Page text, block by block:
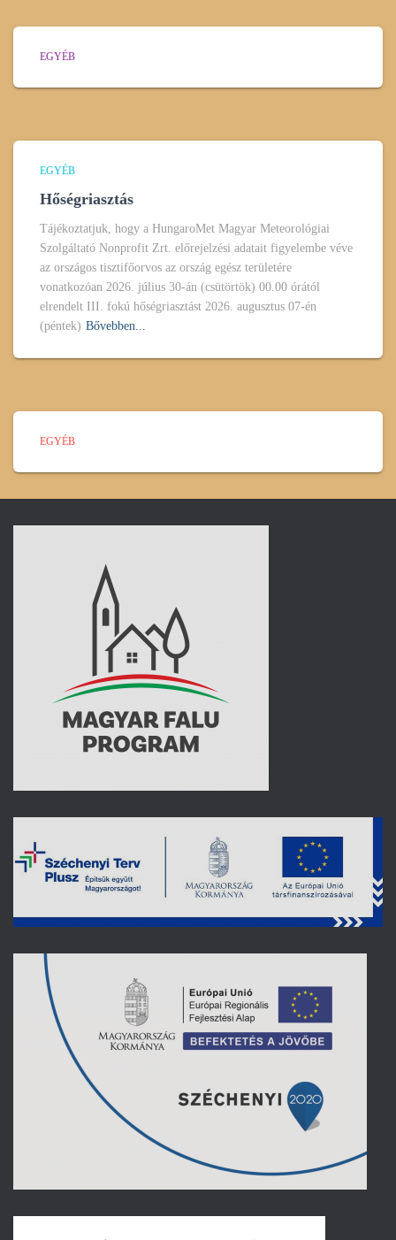
EGYÉB
EGYÉB
Hőségriasztás
Tájékoztatjuk, hogy a HungaroMet Magyar Meteorológiai
Szolgáltató Nonprofit Zrt. előrejelzési adatait figyelembe véve
az országos tisztifőorvos az ország egész területére
vonatkozóan 2026. július 30-án (csütörtök) 00.00 órától
elrendelt III. fokú hőségriasztást 2026. augusztus 07-én
(péntek) Bővebben...
EGYÉB